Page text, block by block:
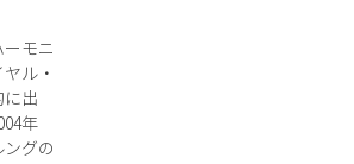
モニ
ル・
に出
年
ングの